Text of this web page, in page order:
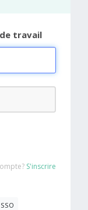
travail
S'inscrire
SSO